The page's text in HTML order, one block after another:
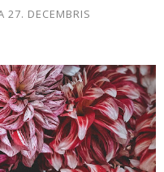
27. DECEMBRIS